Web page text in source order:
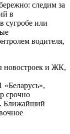
следим за
в
сугробе или
водителя,
новостроек и ЖК,
срочно
Ближайший